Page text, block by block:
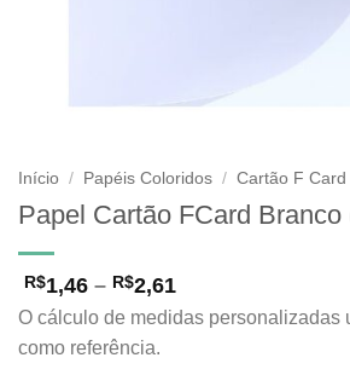
Início / Papéis Coloridos / Cartão F
Papel Cartão FCard Branco
R$1,46 – R$2,61
de
preço:
O cálculo de medidas personalizadas
como referência.